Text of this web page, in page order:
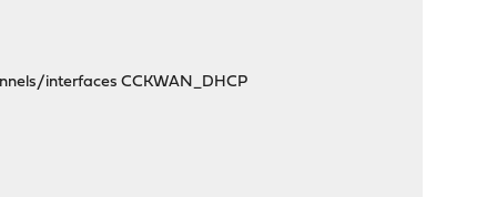
interfaces CCKWAN_DHCP